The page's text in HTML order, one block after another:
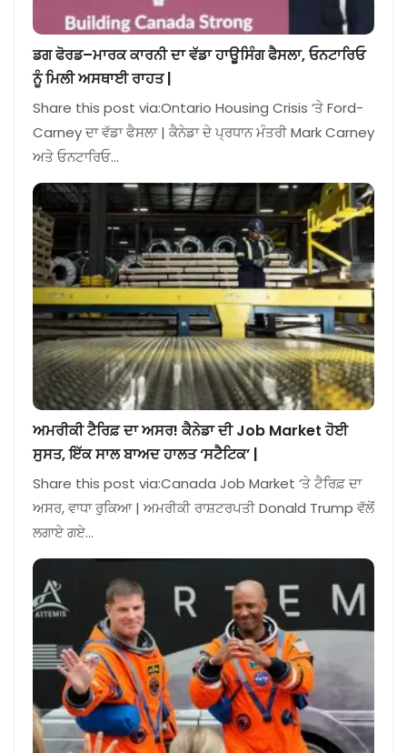
ਡਗ ਫੋਰਡ–ਮਾਰਕ ਕਾਰਨੀ ਦਾ ਵੱਡਾ ਹਾਊਸਿੰਗ ਫੈਸਲਾ, ਓਨਟਾਰਿਓ
ਨੂੰ ਮਿਲੀ ਅਸਥਾਈ ਰਾਹਤ |
Share this post via:Ontario Housing Crisis ‘ਤੇ Ford-
Carney ਦਾ ਵੱਡਾ ਫੈਸਲਾ | ਕੈਨੇਡਾ ਦੇ ਪ੍ਰਧਾਨ ਮੰਤਰੀ Mark Carney
ਅਤੇ ਓਨਟਾਰਿਓ…
ਅਮਰੀਕੀ ਟੈਰਿਫ਼ ਦਾ ਅਸਰ! ਕੈਨੇਡਾ ਦੀ Job Market ਹੋਈ
ਸੁਸਤ, ਇੱਕ ਸਾਲ ਬਾਅਦ ਹਾਲਤ ‘ਸਟੈਟਿਕ’ |
Share this post via:Canada Job Market ‘ਤੇ ਟੈਰਿਫ਼ ਦਾ
ਅਸਰ, ਵਾਧਾ ਰੁਕਿਆ | ਅਮਰੀਕੀ ਰਾਸ਼ਟਰਪਤੀ Donald Trump ਵੱਲੋਂ
ਲਗਾਏ ਗਏ…